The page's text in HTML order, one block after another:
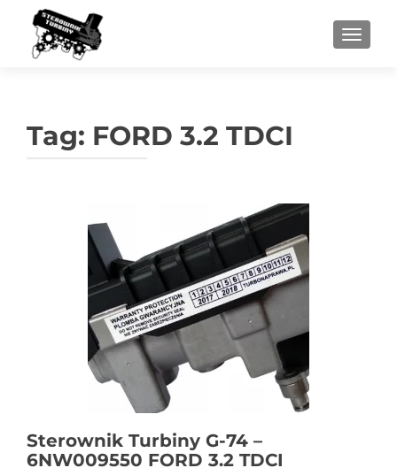
Tag: FORD 3.2 TDCI
Sterownik Turbiny G-74 –
6NW009550 FORD 3.2 TDCI